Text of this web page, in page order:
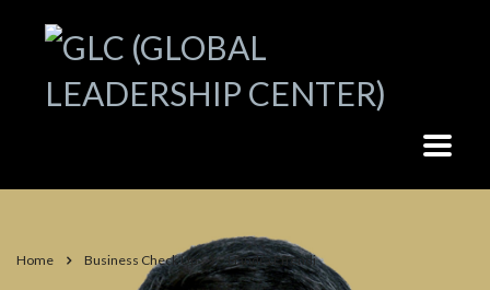
Home Business Check Up Handra Effendi